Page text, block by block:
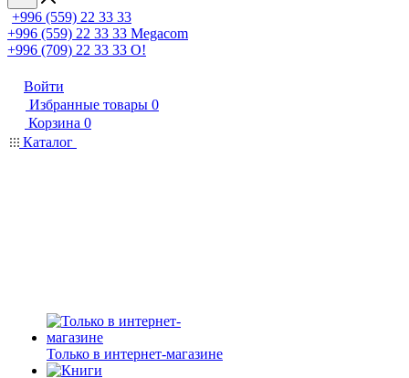
+996 (559) 22 33 33
+996 (559) 22 33 33 Megacom
+996 (709) 22 33 33 O!
Войти
Избранные товары 0
Корзина 0
Каталог
Только в интернет-магазине